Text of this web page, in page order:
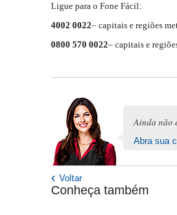
Ligue para o Fone Fácil:
4002 0022– capitais e regiões
0800 570 0022– capitais e
Ainda não
Abra sua
Voltar
Conheça também